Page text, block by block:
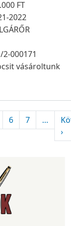
FT
2022
2-000171
vásároltunk
6 7 …
›